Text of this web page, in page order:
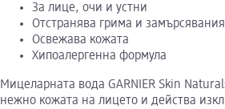
За лице, очи и устни
Отстранява грима и
Освежава кожата
Хипоалергенна формула
Мицеларната вода GARNIER Skin
нежно кожата на лицето и действа